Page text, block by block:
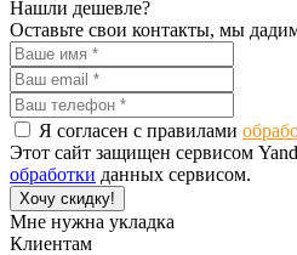
Нашли дешевле?
Оставьте свои контакты, мы
Я согласен с правилами
Этот сайт защищен сервисом
обработки данных сервисом.
Хочу скидку!
Мне нужна укладка
Клиентам